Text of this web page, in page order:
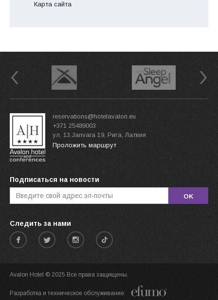
Карта сайта
Previous Next
reservations@hotelavalon.eu
+371 25489003
ул. 13.Janvara 19, Рига, Латвия
Проложить маршрут
Подписаться на новости
OK
Следить за нами
Avalon Hotel © 2025 Все права защищены.
Разработка и техническое обслуживание: